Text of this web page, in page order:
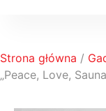
Strona główna /
„Peace, Love,